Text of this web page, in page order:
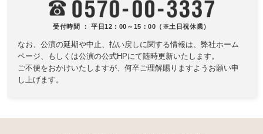
受付時間 ： 平日12：00～15：00（※土日祝休業）
なお、公演の延期や中止、払い戻しに関する情報は、 弊社ホーム
ページ、もしくは公演の公式HPにて随時更新いたします。
ご不便をおかけいたしますが、何卒ご理解賜りますようお願い申
し上げます。